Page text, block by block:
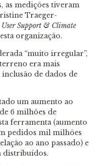
as medições tiveram
Traeger-
User Support & Climate
organização.
“muito irregular”,
era mais
de dados de
um aumento ao
6 milhões de
ferramenta (aumento
pedidos mil milhões
ao ano passado) e
distribuídos.